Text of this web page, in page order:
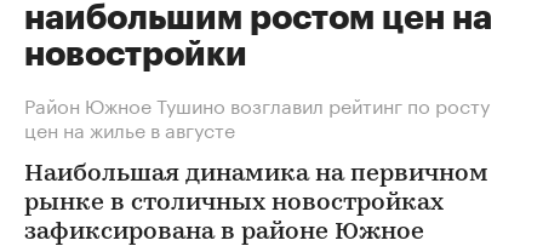
наибольшим ростом цен на
новостройки
Район Южное Тушино возглавил рейтинг по росту
цен на жилье в августе
Наибольшая динамика на первичном
рынке в столичных новостройках
зафиксирована в районе Южное